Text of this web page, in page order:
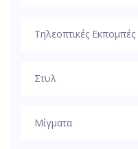
Τηλεοπτικές Εκπομπές
Στυλ
Μίγματα